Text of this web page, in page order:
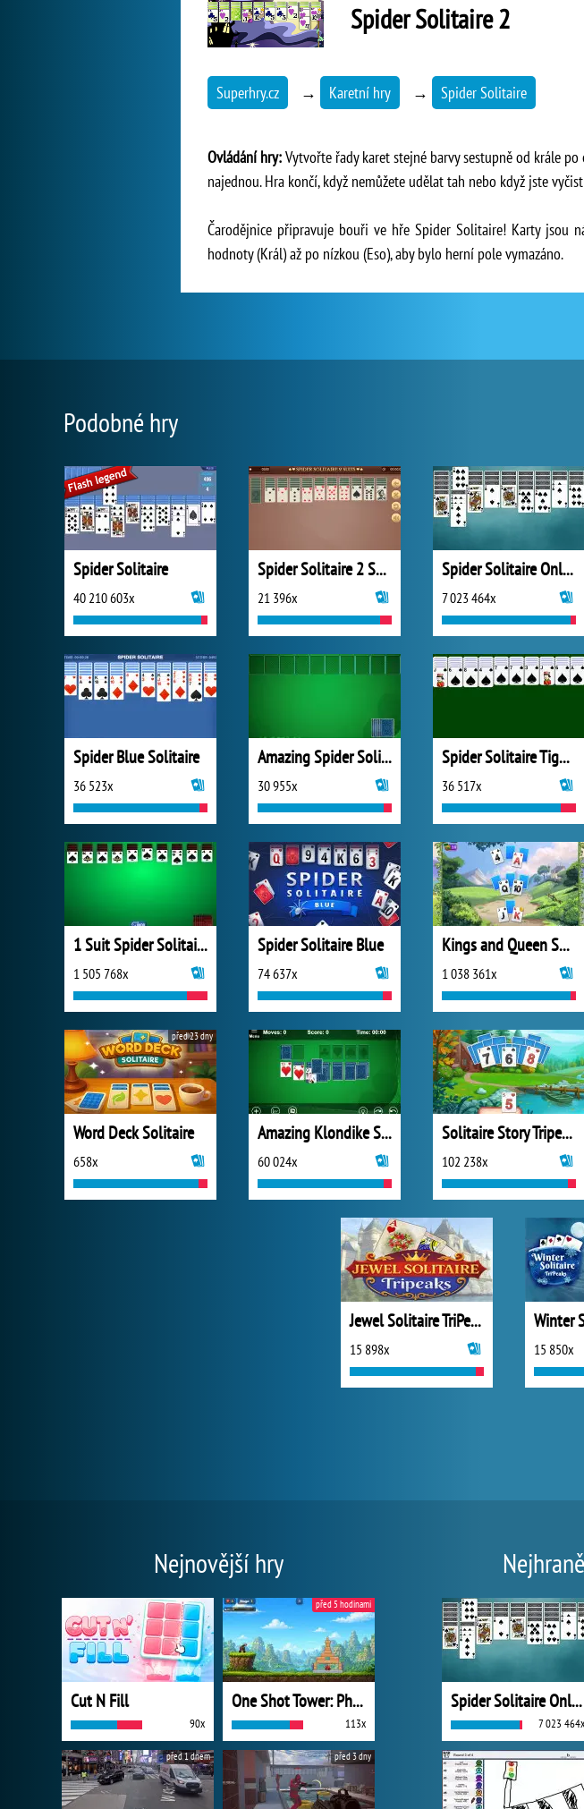
Spider Solitaire 2
Superhry.cz → Karetní hry → Spider Solitaire
Ovládání hry:Vytvořte řady karet stejné barvy sestupně od krále
najednou. Hra končí, když nemůžete udělat tah nebo když jste
Čarodějnice připravuje bouři ve hře Spider Solitaire! Karty jsou
hodnoty (Král) až po nízkou (Eso), aby bylo herní pole vymazáno.
Podobné hry
Spider Solitaire
40 210 603x
Spider Solitaire 2 Suits
21 396x
Spider Solitaire Online
7 023 464x
Spider Blue Solitaire
36 523x
Amazing Spider Solitaire
30 955x
Spider Solitaire Tiger Studio
36 517x
1 Suit Spider Solitaire
1 505 768x
Spider Solitaire Blue
74 637x
Kings and Queen Solitaire Tripeaks
1 038 361x
Word Deck Solitaire
658x
před 23 dny
Amazing Klondike Solitaire
60 024x
Solitaire Story Tripeaks 4
102 238x
Jewel Solitaire TriPeaks
15 898x 15 850x
Nejnovější hry
Cut N Fill
90x
One Shot Tower: Physics Destroyer
113x
před 5 hodinami
před 1 dnem před 3 dny
Spider Solitaire Online
7 023 464x